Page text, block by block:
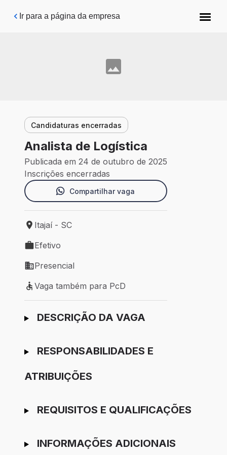
Pular para o conteúdo principal
Ir para a página da empresa
Candidaturas encerradas
Analista de Logística
Publicada em 24 de outubro de 2025
Inscrições encerradas
Compartilhar vaga
Local de trabalho: Itajaí - SC
Itajaí - SC
Tipo de vaga: Efetivo
Efetivo
Modelo de trabalho: Presencial
Presencial
Vaga também para PcD
Vaga também para PcD
Ir para candidatura
DESCRIÇÃO DA VAGA
RESPONSABILIDADES E
ATRIBUIÇÕES
REQUISITOS E QUALIFICAÇÕES
INFORMAÇÕES ADICIONAIS